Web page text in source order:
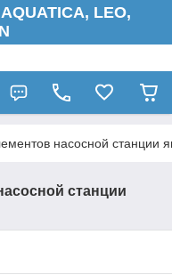
LEO,
насосной станции
станции